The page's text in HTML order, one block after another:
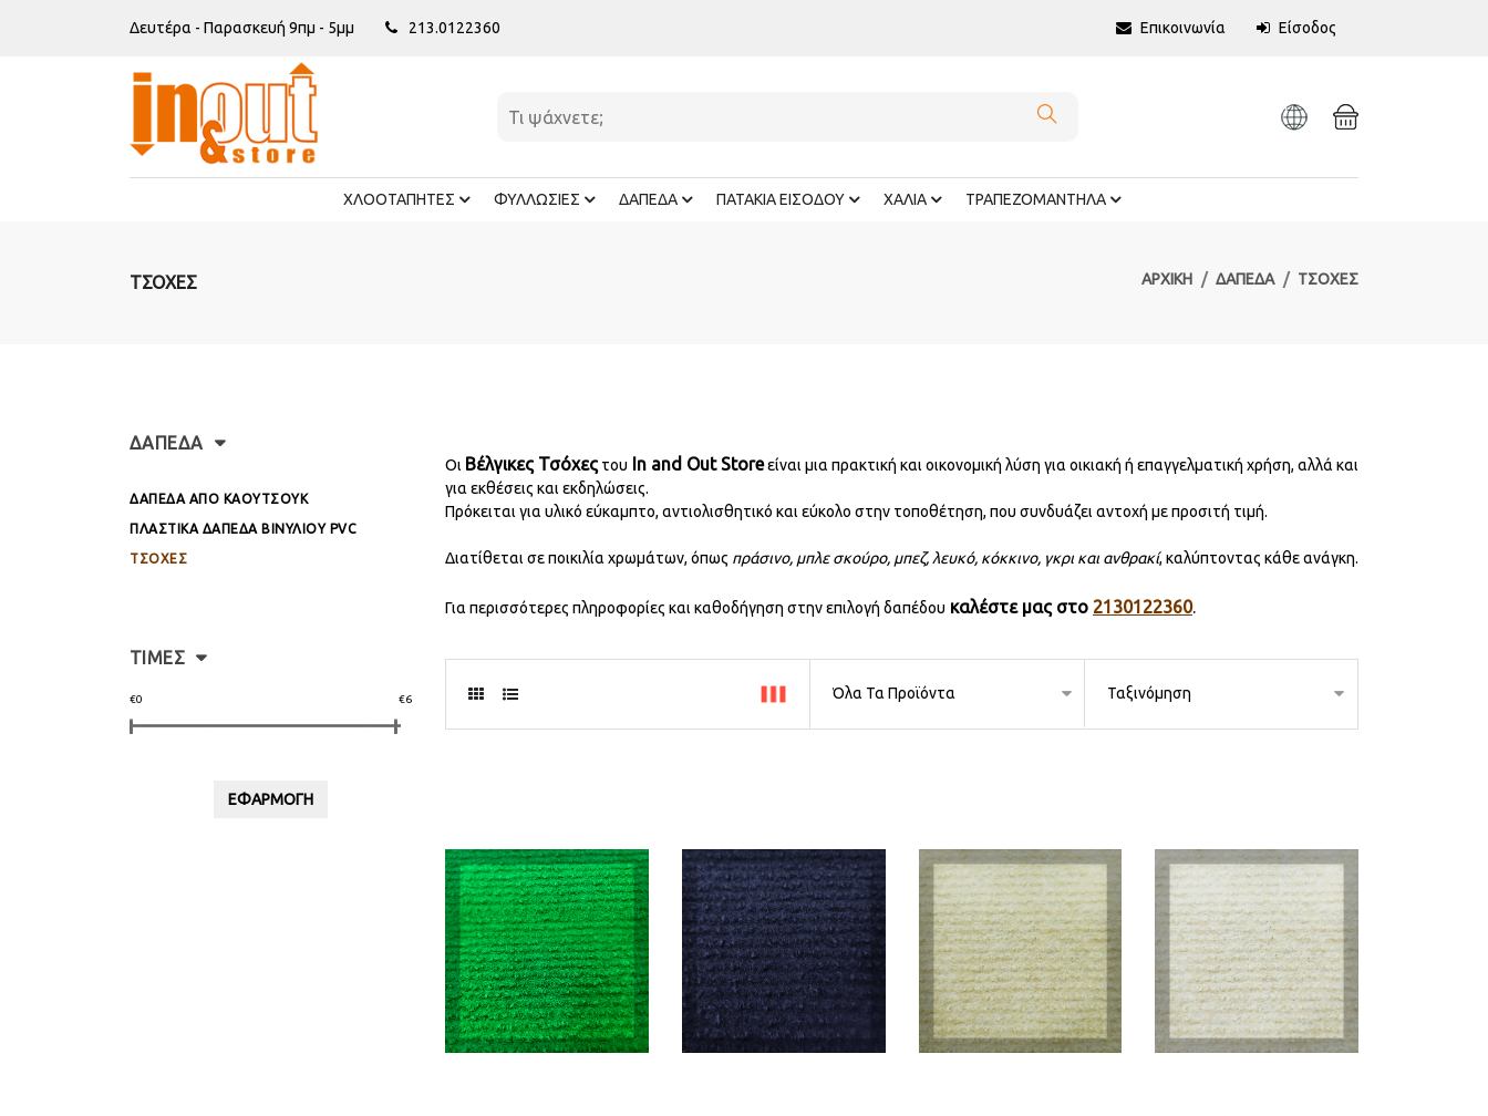
Δευτέρα - Παρασκευή 9πμ - 5μμ 213.0122360 Επικοινωνία Είσοδος
ΧΛΟΟΤΑΠΗΤΕΣ ΦΥΛΛΩΣΙΕΣ ΔΑΠΕΔΑ ΠΑΤΑΚΙΑ ΕΙΣΟΔΟΥ ΧΑΛΙΑ ΤΡΑΠΕΖΟΜΑΝΤΗΛΑ
ΤΣΟΧΕΣ ΑΡΧΙΚΉ ΔΑΠΕΔΑ ΤΣΟΧΕΣ
ΔΑΠΕΔΑ
ΔΑΠΕΔΑ ΑΠΟ ΚΑΟΥΤΣΟΥΚ
ΠΛΑΣΤΙΚΆ ΔΆΠΕΔΑ ΒΙΝΥΛΊΟΥ PVC
ΤΣΟΧΕΣ
ΤΙΜΕΣ
€0 €6
Οι Βέλγικες Τσόχες του In and Out Storeείναι μια πρακτική και οικονομική λύση για οικιακή ή επαγγελματική χρήση, αλλά και
για εκθέσεις και εκδηλώσεις.
Πρόκειται για υλικό εύκαμπτο, αντιολισθητικό και εύκολο στην τοποθέτηση, που συνδυάζει αντοχή με προσιτή τιμή.
Διατίθεται σε ποικιλία χρωμάτων, όπως πράσινο, μπλε σκούρο, μπεζ, λευκό, κόκκινο, γκρι και ανθρακί, καλύπτοντας κάθε ανάγκη.
Για περισσότερες πληροφορίες και καθοδήγηση στην επιλογή δαπέδου καλέστε μας στο 2130122360.